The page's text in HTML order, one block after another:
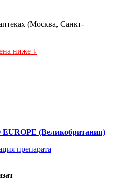
(Москва, Санкт-
ниже ↓
EUROPE (Великобритания)
препарата